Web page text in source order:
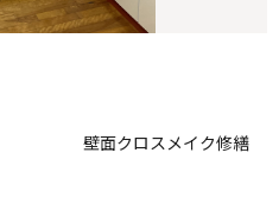
壁面クロスメイク修繕